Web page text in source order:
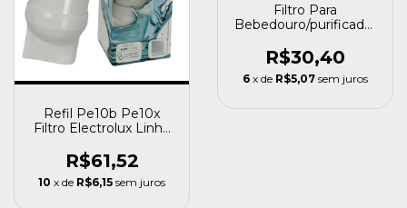
Refil Pe10b Pe10x
Filtro Electrolux Linha
R$61,52
10 x de R$6,15 sem juros
Filtro Para
Bebedouro/purificador
R$30,40
6 x de R$5,07 sem juros